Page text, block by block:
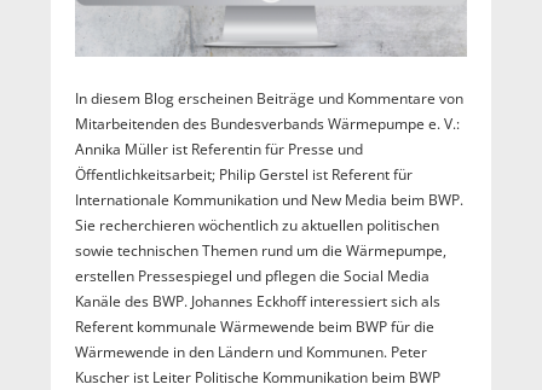
In diesem Blog erscheinen Beiträge und Kommentare von
Mitarbeitenden des Bundesverbands Wärmepumpe e. V.:
Annika Müller ist Referentin für Presse und
Öffentlichkeitsarbeit; Philip Gerstel ist Referent für
Internationale Kommunikation und New Media beim BWP.
Sie recherchieren wöchentlich zu aktuellen politischen
sowie technischen Themen rund um die Wärmepumpe,
erstellen Pressespiegel und pflegen die Social Media
Kanäle des BWP. Johannes Eckhoff interessiert sich als
Referent kommunale Wärmewende beim BWP für die
Wärmewende in den Ländern und Kommunen. Peter
Kuscher ist Leiter Politische Kommunikation beim BWP